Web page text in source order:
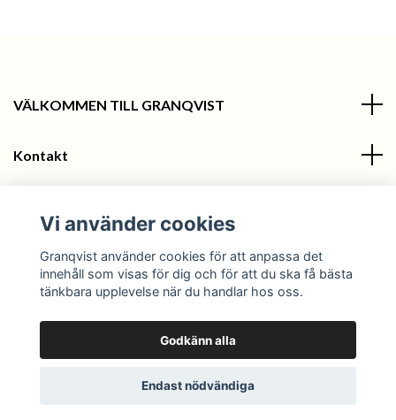
VÄLKOMMEN TILL GRANQVIST
Kontakt
Sociala medier
© 2026 Granqvist
Vi använder cookies
Granqvist använder cookies för att anpassa det
innehåll som visas för dig och för att du ska få bästa
tänkbara upplevelse när du handlar hos oss.
Godkänn alla
Endast nödvändiga